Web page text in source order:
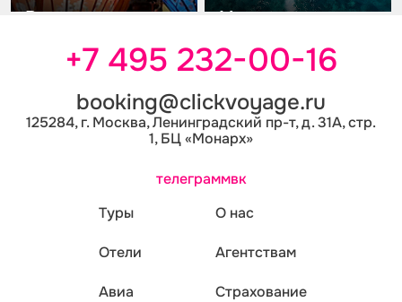
Туры
Отели
Авиа
О нас
Агентствам
Страхование
+7 495 232-00-16
booking@clickvoyage.ru
125284, г. Москва, Ленинградский пр-т, д. 31А, стр.
1, БЦ «Монарх»
телеграммвк